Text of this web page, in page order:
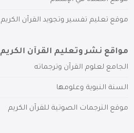
موقع تعليم تفسير وتجويد القرآن الكريم
مواقع نشر وتعليم القرآن الكريم
الجامع لعلوم القرآن وترجماته
السنة النبوية وعلومها
موقع الترجمات الصوتية للقرآن الكريم